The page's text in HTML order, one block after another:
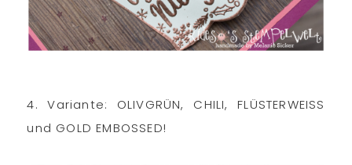
4. Variante: OLIVGRÜN, CHILI, FLÜSTERWEISS
und GOLD EMBOSSED!